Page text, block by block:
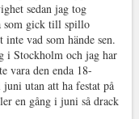
sedan jag tog
som gick till spillo
vad som hände sen.
i Stockholm och jag har
vara den enda 18-
utan att ha festat på
en gång i juni så drack